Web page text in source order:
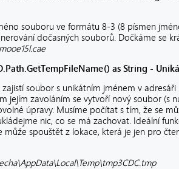
souboru ve formátu 8-3 (8 písmen
dočasných souborů. Dočkáme se
as String -
zajistí soubor s unikátním jménem v
jejím zavoláním se vytvoří nový soubor (s
úpravy. Musíme počítat s tím, že se
nic, co se má zachovat. Ideální
může spouštět z lokace, která je jen pro